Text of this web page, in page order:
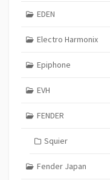
EDEN
Electro Harmonix
Epiphone
EVH
FENDER
Squier
Fender Japan